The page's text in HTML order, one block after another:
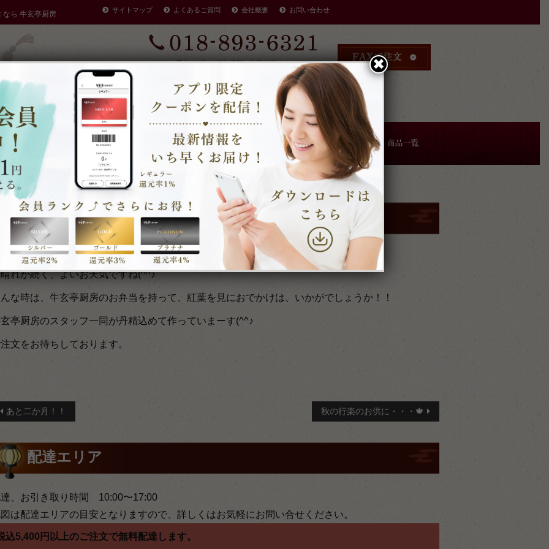
なら 牛玄亭厨房
サイトマップ よくあるご質問 会社概要 お問い合わせ
受付：9時～17時 締切：前日15時まで
ケータリングやその他のご予約により
早く店を閉める場合があります。
注文方法 商品一覧
～(*´▽｀*)
よいお天気ですね～(*´▽｀*)
市で仕出し・弁当・オードブル宅配の牛玄亭厨房です。
れが続く、よいお天気ですね(^^♪
な時は、牛玄亭厨房のお弁当を持って、紅葉を見におでかけは、いかがでしょうか！！
亭厨房のスタッフ一同が丹精込めて作っていまーす(^^♪
文をお待ちしております。
あと二か月！！ 秋の行楽のお供に・・・🍁
配達エリア
、お引き取り時間 10:00〜17:00
は配達エリアの目安となりますので、詳しくはお気軽にお問い合せください。
込5,400円以上のご注文で無料配達します。
✖︎